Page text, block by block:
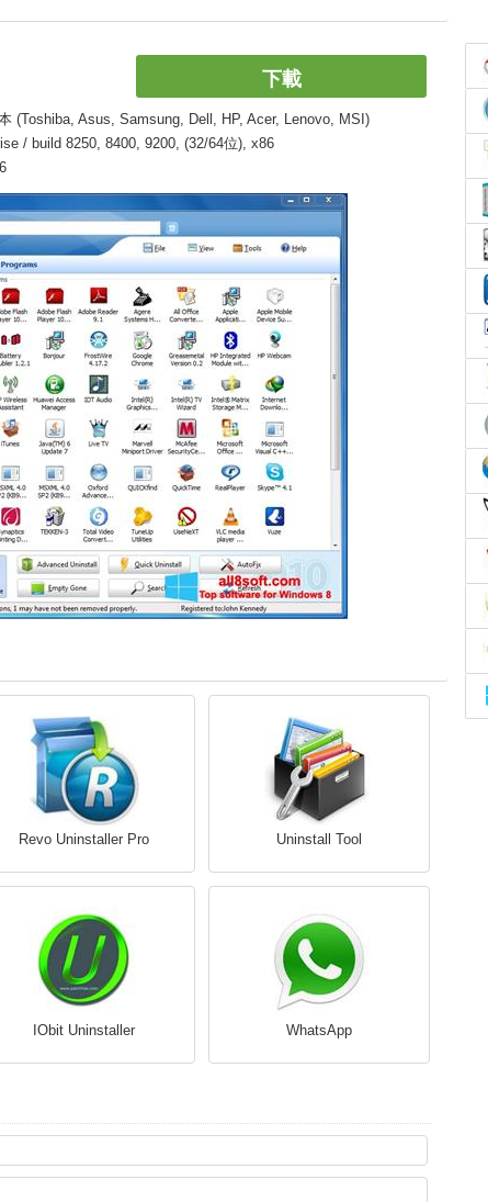
下載
(Toshiba, Asus, Samsung, Dell, HP, Acer, Lenovo, MSI)
/ build 8250, 8400, 9200, (32/64位), x86
Revo Uninstaller Pro Uninstall Tool
IObit Uninstaller WhatsApp